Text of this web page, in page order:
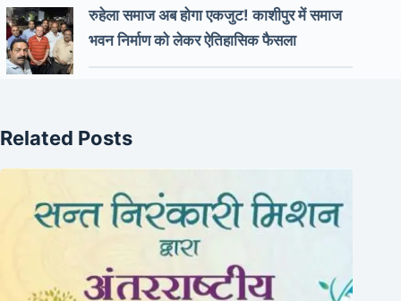
रुहेला समाज अब होगा एकजुट! काशीपुर में समाज
भवन निर्माण को लेकर ऐतिहासिक फैसला
Related Posts